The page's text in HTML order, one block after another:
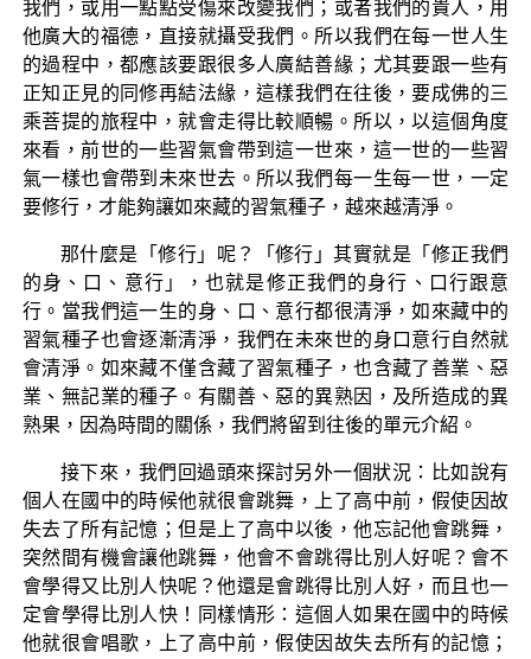
我們，或用一點點受傷來改變我們；或者我們的貴人，用
他廣大的福德，直接就攝受我們。所以我們在每一世人生
的過程中，都應該要跟很多人廣結善緣；尤其要跟一些有
正知正見的同修再結法緣，這樣我們在往後，要成佛的三
乘菩提的旅程中，就會走得比較順暢。所以，以這個角度
來看，前世的一些習氣會帶到這一世來，這一世的一些習
氣一樣也會帶到未來世去。所以我們每一生每一世，一定
要修行，才能夠讓如來藏的習氣種子，越來越清淨。
那什麼是「修行」呢？「修行」其實就是「修正我們
的身、口、意行」，也就是修正我們的身行、口行跟意
行。當我們這一生的身、口、意行都很清淨，如來藏中的
習氣種子也會逐漸清淨，我們在未來世的身口意行自然就
會清淨。如來藏不僅含藏了習氣種子，也含藏了善業、惡
業、無記業的種子。有關善、惡的異熟因，及所造成的異
熟果，因為時間的關係，我們將留到往後的單元介紹。
接下來，我們回過頭來探討另外一個狀況：比如說有
個人在國中的時候他就很會跳舞，上了高中前，假使因故
失去了所有記憶；但是上了高中以後，他忘記他會跳舞，
突然間有機會讓他跳舞，他會不會跳得比別人好呢？會不
會學得又比別人快呢？他還是會跳得比別人好，而且也一
定會學得比別人快！同樣情形：這個人如果在國中的時候
他就很會唱歌，上了高中前，假使因故失去所有的記憶；